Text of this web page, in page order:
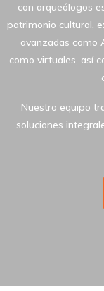
con arqueólogos
patrimonio cultural,
avanzadas como
como virtuales, así
Nuestro equipo
soluciones